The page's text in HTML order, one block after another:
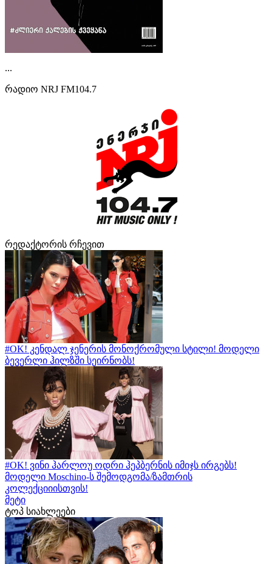
...
რადიო NRJ FM104.7
რედაქტორის რჩევით
#OK! კენდალ ჯენერის მონოქრომული სტილი! მოდელი
ბევერლი ჰილზში სეირნობს!
#OK! ვინი ჰარლოუ ოდრი ჰეპბერნის იმიჯს ირგებს!
მოდელი Moschino-ს შემოდგომა/ზამთრის
კოლექციიისთვის!
მეტი
ტოპ სიახლეები